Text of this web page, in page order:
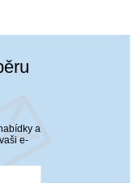
a
e-